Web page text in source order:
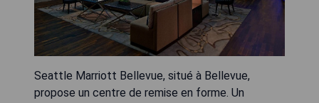
Seattle Marriott Bellevue, situé à Bellevue,
propose un centre de remise en forme. Un